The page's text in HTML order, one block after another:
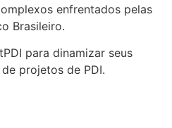
enfrentados pelas
Brasileiro.
para dinamizar seus
projetos de PDI.